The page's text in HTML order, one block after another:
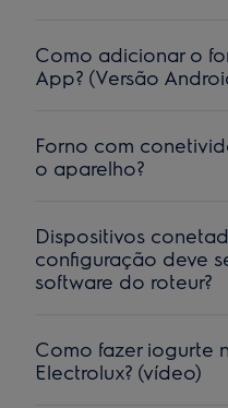
Como adicionar o
App? (Versão
Forno com
o aparelho?
Dispositivos
configuração deve
software do roteur?
Como fazer iogurte
Electrolux? (vídeo)